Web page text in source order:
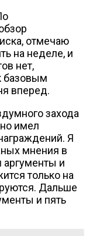
отмечаю
на неделе, и
нет,
базовым
вперед.
захода
имел
Я
мнения в
аргументы и
только на
Дальше
и пять